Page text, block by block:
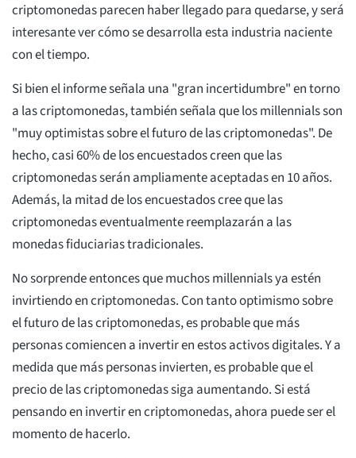
criptomonedas parecen haber llegado para quedarse, y será
interesante ver cómo se desarrolla esta industria naciente
con el tiempo.
Si bien el informe señala una "gran incertidumbre" en torno
a las criptomonedas, también señala que los millennials son
"muy optimistas sobre el futuro de las criptomonedas". De
hecho, casi 60% de los encuestados creen que las
criptomonedas serán ampliamente aceptadas en 10 años.
Además, la mitad de los encuestados cree que las
criptomonedas eventualmente reemplazarán a las
monedas fiduciarias tradicionales.
No sorprende entonces que muchos millennials ya estén
invirtiendo en criptomonedas. Con tanto optimismo sobre
el futuro de las criptomonedas, es probable que más
personas comiencen a invertir en estos activos digitales. Y a
medida que más personas invierten, es probable que el
precio de las criptomonedas siga aumentando. Si está
pensando en invertir en criptomonedas, ahora puede ser el
momento de hacerlo.